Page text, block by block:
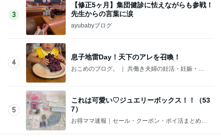
3
【修正5ヶ月】集団健診に怯えながらも参戦！
先生からの言葉に涙
ayubabyブログ
4
息子地雷Day！天下のアレを召喚！
おこめのブログ。 ｜ 共働き夫婦の妊活・妊娠・子
5
これは可愛い♡ジュエリーボックス！！（53
7）
お得ママ速報｜セール・クーポン・ポイ活まとめブ